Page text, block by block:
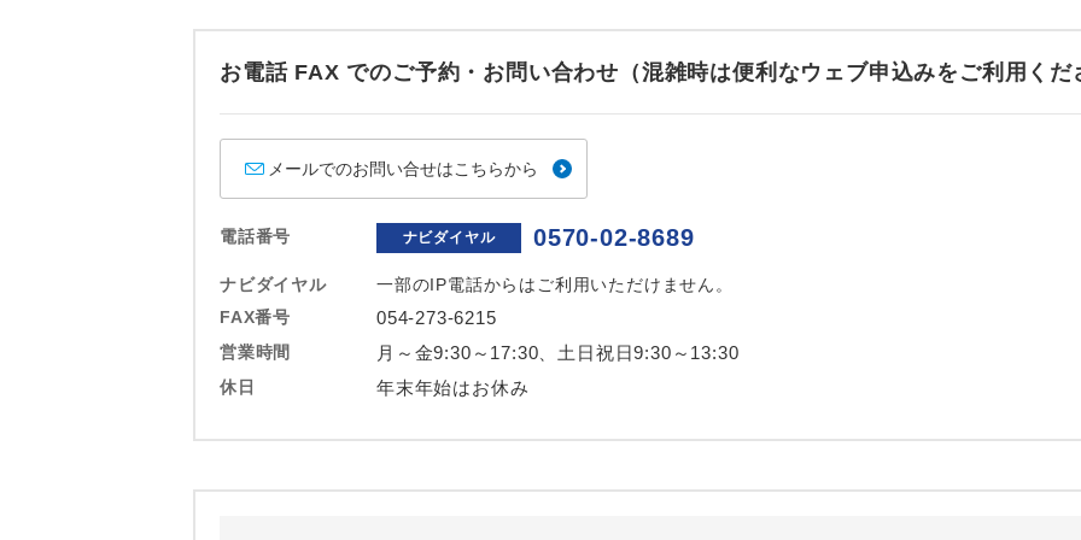
お電話 FAX でのご予約・お問い合わせ（混雑時は便利なウェブ申込みをご利用くだ
メールでのお問い合せはこちらから
電話番号 ナビダイヤル 0570-02-8689
ナビダイヤル
一部のIP電話からはご利用いただけません。
FAX番号
054-273-6215
営業時間 月～金9:30～17:30、土日祝日9:30～13:30
休日 年末年始はお休み